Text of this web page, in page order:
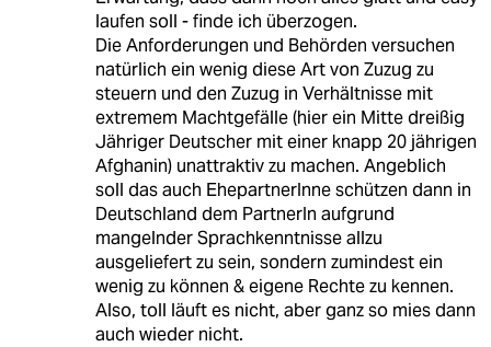
laufen soll - finde ich überzogen.
Die Anforderungen und Behörden versuchen
natürlich ein wenig diese Art von Zuzug zu
steuern und den Zuzug in Verhältnisse mit
extremem Machtgefälle (hier ein Mitte dreißig
Jähriger Deutscher mit einer knapp 20 jährigen
Afghanin) unattraktiv zu machen. Angeblich
soll das auch EhepartnerInne schützen dann in
Deutschland dem PartnerIn aufgrund
mangelnder Sprachkenntnisse allzu
ausgeliefert zu sein, sondern zumindest ein
wenig zu können & eigene Rechte zu kennen.
Also, toll läuft es nicht, aber ganz so mies dann
auch wieder nicht.